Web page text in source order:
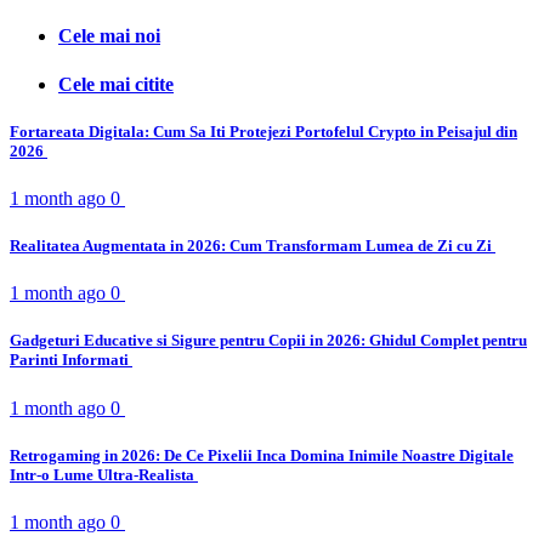
Cele mai noi
Cele mai citite
Fortareata Digitala: Cum Sa Iti Protejezi Portofelul Crypto in Peisajul din
2026
1 month ago 0
Realitatea Augmentata in 2026: Cum Transformam Lumea de Zi cu Zi
1 month ago 0
Gadgeturi Educative si Sigure pentru Copii in 2026: Ghidul Complet pentru
Parinti Informati
1 month ago 0
Retrogaming in 2026: De Ce Pixelii Inca Domina Inimile Noastre Digitale
Intr-o Lume Ultra-Realista
1 month ago 0